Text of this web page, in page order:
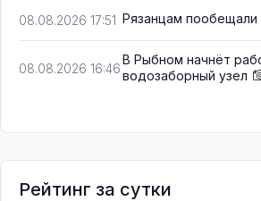
08.08.2026 17:51 Рязанцам пообещали
08.08.2026 16:46
В Рыбном начнёт
водозаборный узел
Рейтинг за сутки